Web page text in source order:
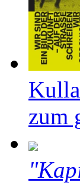
zum